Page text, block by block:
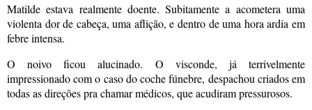
Matilde estava realmente doente. Subitamente a acometera uma
violenta dor de cabeça, uma aflição, e dentro de uma hora ardia em
febre intensa.
O noivo ficou alucinado. O visconde, já terrivelmente
impressionado com o caso do coche fúnebre, despachou criados em
todas as direções pra chamar médicos, que acudiram pressurosos.